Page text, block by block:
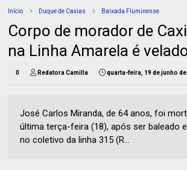
Início Duque de Caxias Baixada Fluminense
Corpo de morador de
na Linha Amarela é
0 Redatora Camilla quarta-feira, 19 de junho
José Carlos Miranda, de 64 anos, foi
última terça-feira (18), após ser baleado
no coletivo da linha 315 (R...